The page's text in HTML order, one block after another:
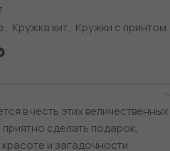
, Кружка кит, Кружки с принтом
в честь этих величественных
сделать подарок,
и загадочности